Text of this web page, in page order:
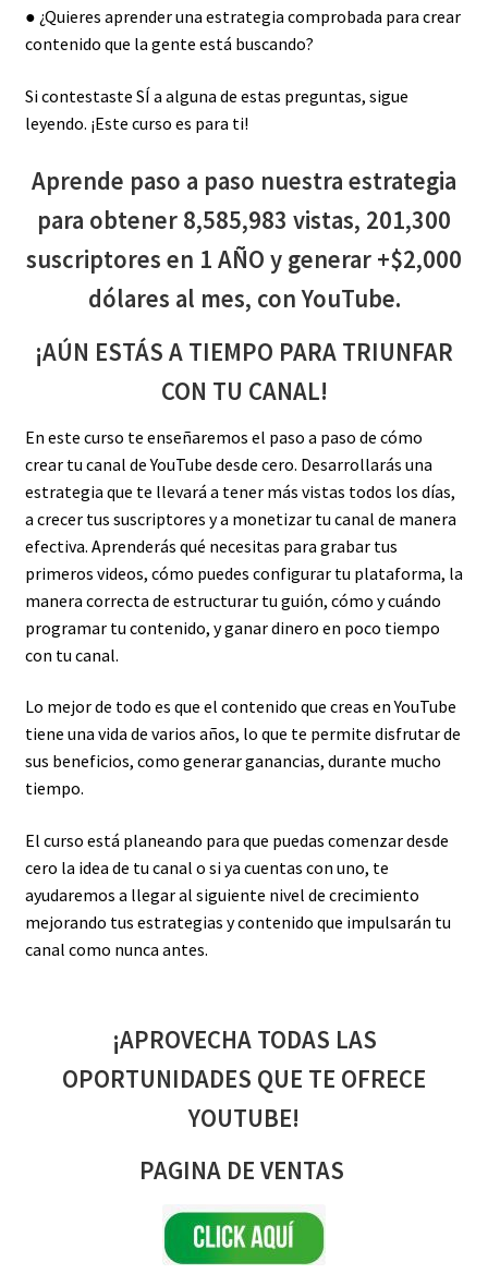
● ¿Quieres aprender una estrategia comprobada para crear
contenido que la gente está buscando?
Si contestaste SÍ a alguna de estas preguntas, sigue
leyendo. ¡Este curso es para ti!
Aprende paso a paso nuestra estrategia
para obtener 8,585,983 vistas, 201,300
suscriptores en 1 AÑO y generar +$2,000
dólares al mes, con YouTube.
¡AÚN ESTÁS A TIEMPO PARA TRIUNFAR
CON TU CANAL!
En este curso te enseñaremos el paso a paso de cómo
crear tu canal de YouTube desde cero. Desarrollarás una
estrategia que te llevará a tener más vistas todos los días,
a crecer tus suscriptores y a monetizar tu canal de manera
efectiva. Aprenderás qué necesitas para grabar tus
primeros videos, cómo puedes configurar tu plataforma, la
manera correcta de estructurar tu guión, cómo y cuándo
programar tu contenido, y ganar dinero en poco tiempo
con tu canal.
Lo mejor de todo es que el contenido que creas en YouTube
tiene una vida de varios años, lo que te permite disfrutar de
sus beneficios, como generar ganancias, durante mucho
tiempo.
El curso está planeando para que puedas comenzar desde
cero la idea de tu canal o si ya cuentas con uno, te
ayudaremos a llegar al siguiente nivel de crecimiento
mejorando tus estrategias y contenido que impulsarán tu
canal como nunca antes.
¡APROVECHA TODAS LAS
OPORTUNIDADES QUE TE OFRECE
YOUTUBE!
PAGINA DE VENTAS